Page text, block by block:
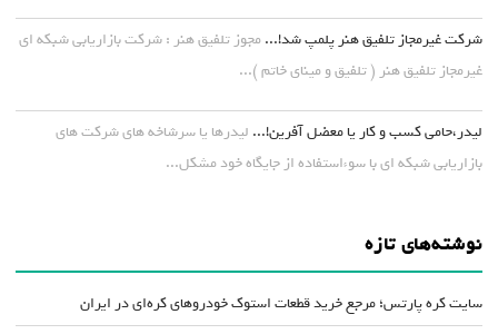
شرکت غیرمجاز تلفیق هنر پلمپ شد!... مجوز تلفیق هنر : شرکت بازاریابی شبکه ای
غیرمجاز تلفیق هنر ( تلفیق و مینای خاتم )...
لیدر،حامی کسب و کار یا معضل آفرین!... لیدرها یا سرشاخه های شرکت های
بازاریابی شبکه ای با سوءاستفاده از جایگاه خود مشکل...
نوشته‌های تازه
سایت کره پارتس؛ مرجع خرید قطعات استوک خودروهای کره‌ای در ایران